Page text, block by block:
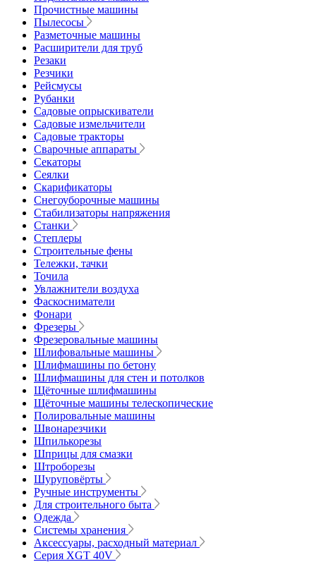
Прочистные машины
Пылесосы
Разметочные машины
Расширители для труб
Резаки
Резчики
Рейсмусы
Рубанки
Садовые опрыскиватели
Садовые измельчители
Садовые тракторы
Сварочные аппараты
Секаторы
Сеялки
Скарификаторы
Снегоуборочные машины
Стабилизаторы напряжения
Станки
Степлеры
Строительные фены
Тележки, тачки
Точила
Увлажнители воздуха
Фаскосниматели
Фонари
Фрезеры
Фрезеровальные машины
Шлифовальные машины
Шлифмашины по бетону
Шлифмашины для стен и потолков
Щёточные шлифмашины
Щёточные машины телескопические
Полировальные машины
Швонарезчики
Шпилькорезы
Шприцы для смазки
Штроборезы
Шуруповёрты
Ручные инструменты
Для строительного быта
Одежда
Системы хранения
Аксессуары, расходный материал
Серия XGT 40V